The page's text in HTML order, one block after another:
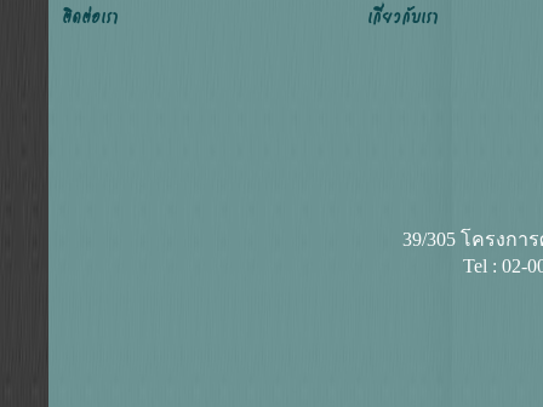
ติดต่อเรา เกี่ยวกับเรา
39/305 โครงก
Tel : 02-